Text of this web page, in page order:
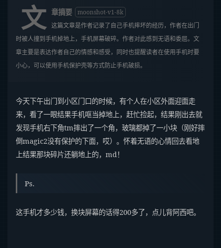
文 章摘要
moonshot-v1-8k
这篇文章是作者记录了自己手机摔坏的经历，作者在出门
时被人撞到手机掉地上，手机屏幕破碎。作者对此感到无语和委屈。文
章主要是表达作者自己的情感和感受，同时也提醒读者在使用手机时要
小心，可以使用手机保护壳等方式防止手机破损。
今天下午出门到小区门口的时候，有个人在小区外面迎面走
来，看了一眼结果手机哐当掉地上，赶忙捡起，结果刚出去就
发现手机右下角tm摔出了一个角，玻璃都掉了一小块（刚好摔
倒magic2没有保护的下面，哎）。怀着无语的心情回去看地
上结果那块碎片还躺地上的，md！
Ps.
这手机才多少钱，换块屏幕的话得200多了，点儿背阿西吧。